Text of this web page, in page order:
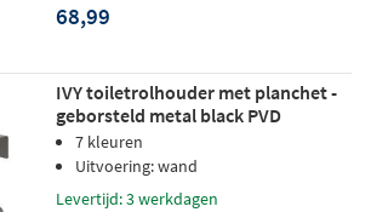
68,99
IVY toiletrolhouder met planchet -
geborsteld metal black PVD
7 kleuren
Uitvoering: wand
Levertijd: 3 werkdagen